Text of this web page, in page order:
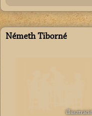
Németh Tiborné
illusztráció